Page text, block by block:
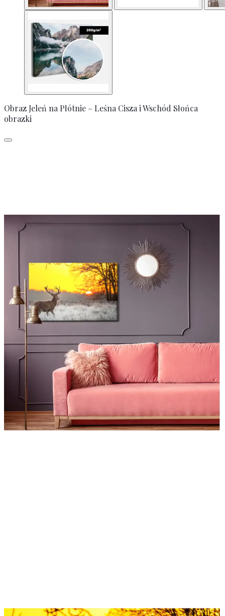
Obraz Jeleń na Płótnie – Leśna Cisza i Wschód Słońca
obrazki